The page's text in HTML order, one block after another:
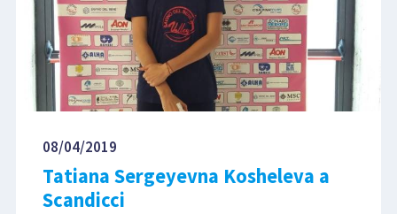
08/04/2019
Tatiana Sergeyevna Kosheleva a
Scandicci